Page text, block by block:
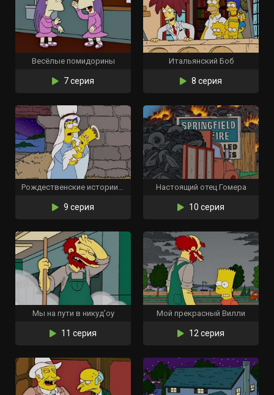
Весёлые помидорины
7 серия
Итальянский Боб
8 серия
Рождественские истории Симпсонов
9 серия
Настоящий отец Гомера
10 серия
Мы на пути в никуд’оу
11 серия
Мой прекрасный Вилли
12 серия